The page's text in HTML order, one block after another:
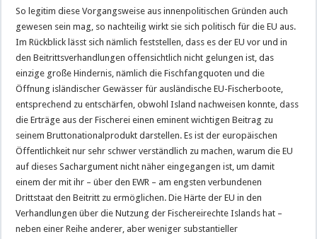
So legitim diese Vorgangsweise aus innenpolitischen Gründen auch
gewesen sein mag, so nachteilig wirkt sie sich politisch für die EU aus.
Im Rückblick lässt sich nämlich feststellen, dass es der EU vor und in
den Beitrittsverhandlungen offensichtlich nicht gelungen ist, das
einzige große Hindernis, nämlich die Fischfangquoten und die
Öffnung isländischer Gewässer für ausländische EU-Fischerboote,
entsprechend zu entschärfen, obwohl Island nachweisen konnte, dass
die Erträge aus der Fischerei einen eminent wichtigen Beitrag zu
seinem Bruttonationalprodukt darstellen. Es ist der europäischen
Öffentlichkeit nur sehr schwer verständlich zu machen, warum die EU
auf dieses Sachargument nicht näher eingegangen ist, um damit
einem der mit ihr – über den EWR – am engsten verbundenen
Drittstaat den Beitritt zu ermöglichen. Die Härte der EU in den
Verhandlungen über die Nutzung der Fischereirechte Islands hat –
neben einer Reihe anderer, aber weniger substantieller